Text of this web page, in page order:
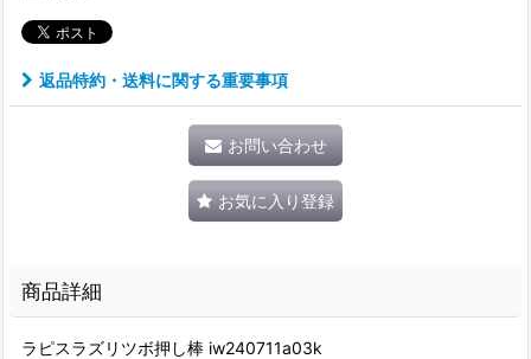
返品特約・送料に関する重要事項
お問い合わせ
お気に入り登録
商品詳細
ラピスラズリツボ押し棒 iw240711a03k